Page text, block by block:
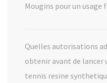
Mougins pour un usage
Quelles autorisations
obtenir avant de lancer
tennis resine